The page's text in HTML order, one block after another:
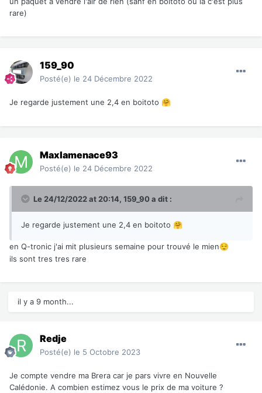
rare)
159_90
Posté(e) le 24 Décembre 2022
Je regarde justement une 2,4 en boitoto 🤗
Maxlamenace93
Posté(e) le 24 Décembre 2022
Le 24/12/2022 at 20:14, 159_90a dit :
Je regarde justement une 2,4 en boitoto 🤗
en Q-tronic j'ai mit plusieurs semaine pour trouvé le mien😌
ils sont tres tres rare
il y a 9 month...
Redje
Posté(e) le 5 Octobre 2023
Je compte vendre ma Brera car je pars vivre en Nouvelle
Calédonie. A combien estimez vous le prix de ma voiture ?